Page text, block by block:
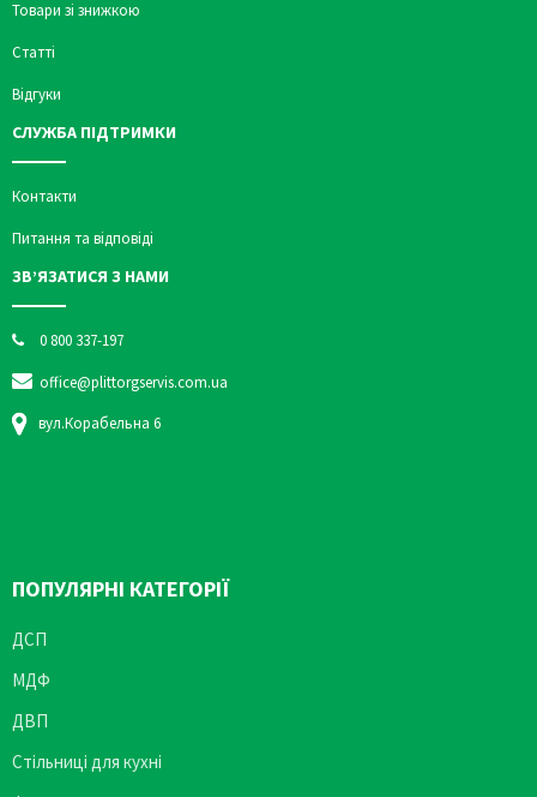
Товари зі знижкою
Статті
Відгуки
СЛУЖБА ПІДТРИМКИ
Контакти
Питання та відповіді
ЗВ’ЯЗАТИСЯ З НАМИ
0 800 337-197
office@plittorgservis.com.ua
вул.Корабельна 6
ПОПУЛЯРНІ КАТЕГОРІЇ
ДСП
МДФ
ДВП
Стільниці для кухні